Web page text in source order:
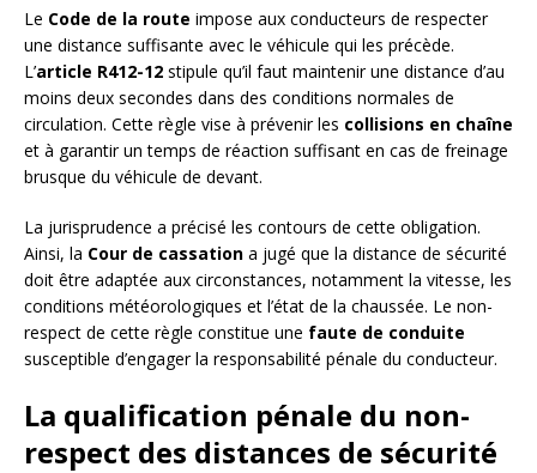
Le Code de la route impose aux conducteurs de respecter
une distance suffisante avec le véhicule qui les précède.
L’article R412-12 stipule qu’il faut maintenir une distance d’au
moins deux secondes dans des conditions normales de
circulation. Cette règle vise à prévenir les collisions en chaîne
et à garantir un temps de réaction suffisant en cas de freinage
brusque du véhicule de devant.
La jurisprudence a précisé les contours de cette obligation.
Ainsi, la Cour de cassation a jugé que la distance de sécurité
doit être adaptée aux circonstances, notamment la vitesse, les
conditions météorologiques et l’état de la chaussée. Le non-
respect de cette règle constitue une faute de conduite
susceptible d’engager la responsabilité pénale du conducteur.
La qualification pénale du non-
respect des distances de sécurité